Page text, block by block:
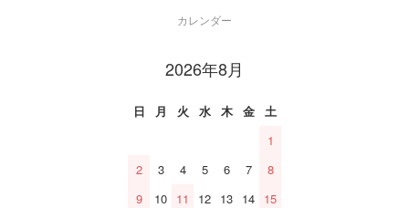
カレンダー
2026年8月
日 月 火 水 木 金
土
1
2
3 4 5 6 7
8
9
10 11 12 13 14 15